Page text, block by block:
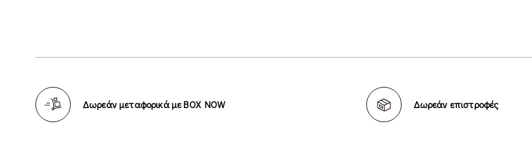
Δωρεάν μεταφορικά με BOX NOW Δωρεάν επιστροφές